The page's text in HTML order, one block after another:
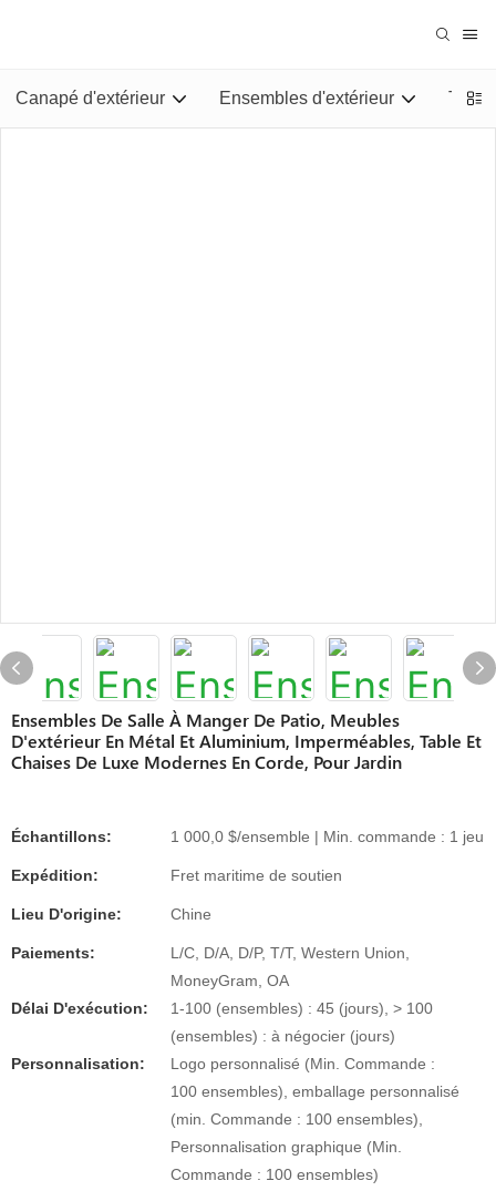
Canapé d'extérieur Ensembles d'extérieur
Ensembles De Salle À Manger De Patio, Meubles
D'extérieur En Métal Et Aluminium, Imperméables, Table Et
Chaises De Luxe Modernes En Corde, Pour Jardin
Échantillons: 1 000,0 $/ensemble | Min. commande : 1 jeu
Expédition: Fret maritime de soutien
Lieu D'origine: Chine
Paiements:
L/C, D/A, D/P, T/T, Western Union,
MoneyGram, OA
Délai D'exécution:
1-100 (ensembles) : 45 (jours), > 100
(ensembles) : à négocier (jours)
Personnalisation:
Logo personnalisé (Min. Commande :
100 ensembles), emballage personnalisé
(min. Commande : 100 ensembles),
Personnalisation graphique (Min.
Commande : 100 ensembles)